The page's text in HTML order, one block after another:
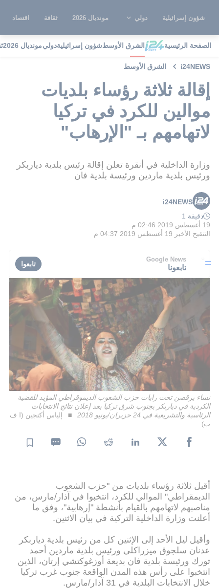
شؤون إسرائيلية دولي مونديال 2026 ثقافة اقتصاد
الصفحة الرئيسية الشرق الأوسطشؤون إسرائيليةدوليمونديال 2026
i24NEWS الشرق الأوسط
إقالة ثلاثة رؤساء بلديات
موالين للكرد في تركيا
لاتهامهم بـ "الإرهاب"
وزارة الداخلية في أنقرة تعلن إقالة رئيس بلدية دياربكر
ورئيس بلدية ماردين ورئيسة بلدية فان
i24NEWS
دقيقة 1
19 أغسطس 2019 02:46 م
التنقيح الأخير 19 أغسطس 2019 04:37 م
Google News
تابعونا تابعوا
نساء يرقصن تحت رايات حزب الشعوب الديموقراطي المؤيد للقضية
الكردية في دياربكر بجنوب شرق تركيا بعد إعلان نتائج الانتخابات
الرئاسية والتشريعية في 24 حزيران/يونيو 2018
إلياس أكنجين (ا ف
ب)
أقيل ثلاثة رؤساء بلديات من "حزب الشعوب
الديمقراطي" الموالي للكرد، انتخبوا في آذار/مارس، من
مناصبهم لاتهامهم بالقيام بأنشطة "إرهابية"، وفق ما
أعلنت وزارة الداخلية التركية في بيان الاثنين.
وأقيل ليل الأحد إلى الإثنين كل من رئيس بلدية دياربكر
عدنان سلجوق ميزراكلي ورئيس بلدية ماردين أحمد
تورك ورئيسة بلدية فان بديعة أوزغوكتشي إرتان، الذين
انتخبوا على رأس هذه المدن الواقعة جنوب غرب تركيا
خلال الانتخابات البلدية في 31 آذار/مارس.